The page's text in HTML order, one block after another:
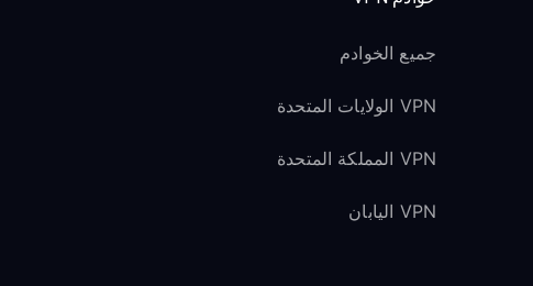
جميع الخوادم
VPN الولايات المتحدة
VPN المملكة المتحدة
VPN اليابان